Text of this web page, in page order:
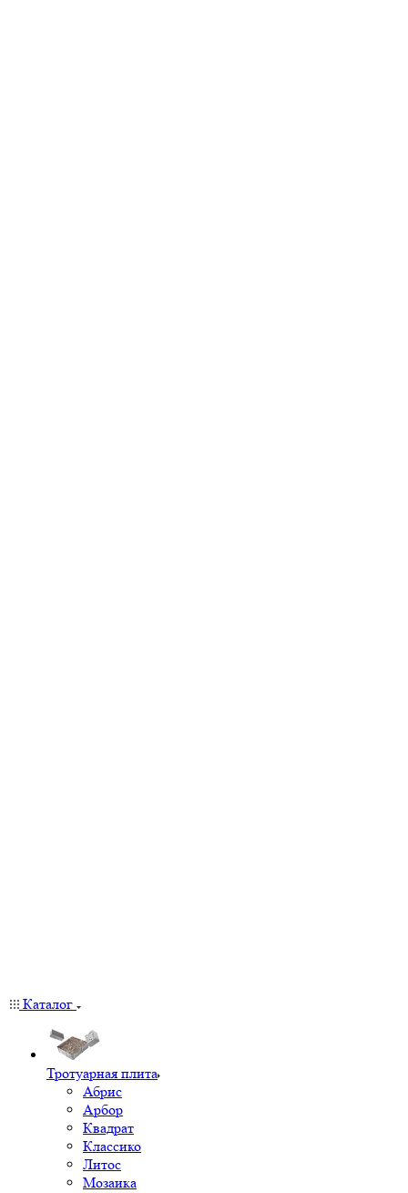
Каталог
Тротуарная плита
Абрис
Арбор
Квадрат
Классико
Литос
Мозаика